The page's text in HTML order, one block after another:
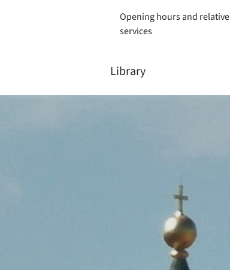
Opening hours and relative
services
Library